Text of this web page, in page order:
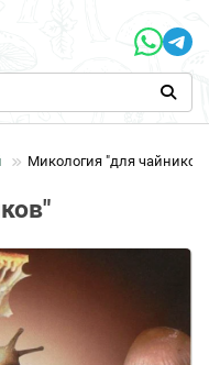
Микология "для чайников"